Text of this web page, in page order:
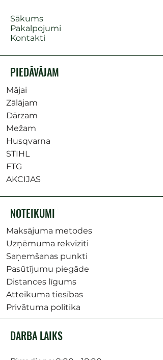
Sākums
Pakalpojumi
Kontakti
PIEDĀVĀJAM
Mājai
Zālājam
Dārzam
Mežam
Husqvarna
STIHL
FTG
AKCIJAS
NOTEIKUMI
Maksājuma metodes
Uzņēmuma rekvizīti
Saņemšanas punkti
Pasūtījumu piegāde
Distances līgums
Atteikuma tiesības
Privātuma politika
DARBA LAIKS